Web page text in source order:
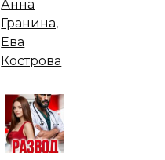
Анна
Гранина,
Ева
Кострова